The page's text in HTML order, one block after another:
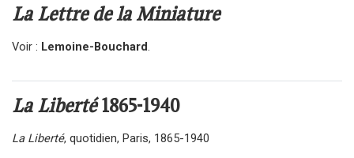
La Lettre de la Miniature
Voir : Lemoine-Bouchard
La Liberté1865-1940
La Liberté, quotidien, Paris, 1865-1940